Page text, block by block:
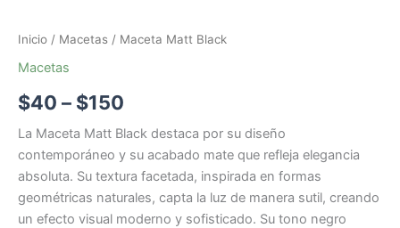
Inicio / Macetas / Maceta Matt Black
Macetas
$40 – $150
La Maceta Matt Black destaca por su diseño
contemporáneo y su acabado mate que refleja elegancia
absoluta. Su textura facetada, inspirada en formas
geométricas naturales, capta la luz de manera sutil, creando
un efecto visual moderno y sofisticado. Su tono negro